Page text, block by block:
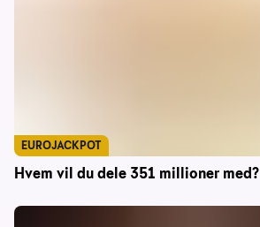
Hvem vil du dele 351 millioner med?
EUROJACKPOT